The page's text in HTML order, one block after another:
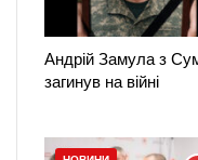
Андрій Замула з
загинув на війні